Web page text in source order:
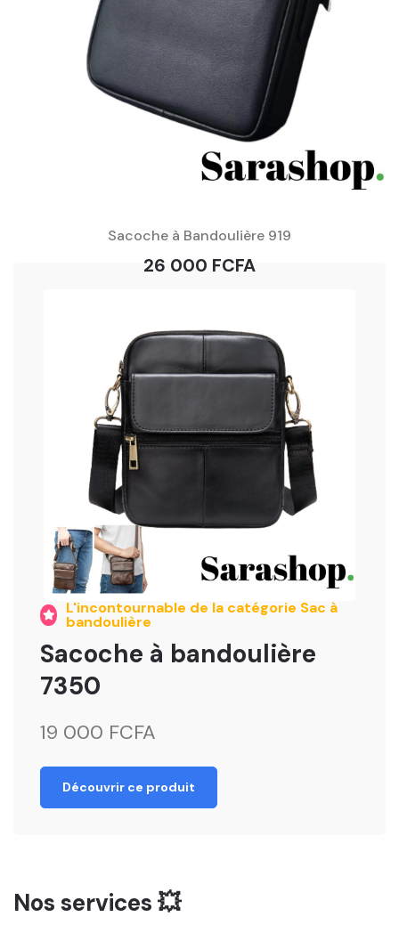
Sacoche à Bandoulière 919
26 000 FCFA
L'incontournable de la catégorie Sac à
bandoulière
Sacoche à bandoulière
7350
19 000 FCFA
Découvrir ce produit
Nos services 💥